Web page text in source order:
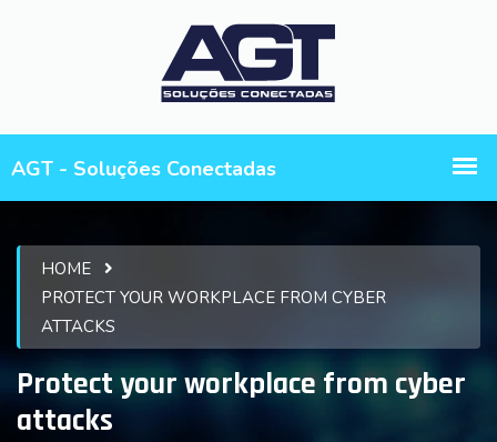
HOME
PROTECT YOUR WORKPLACE FROM CYBER
ATTACKS
Protect your workplace from cyber
attacks